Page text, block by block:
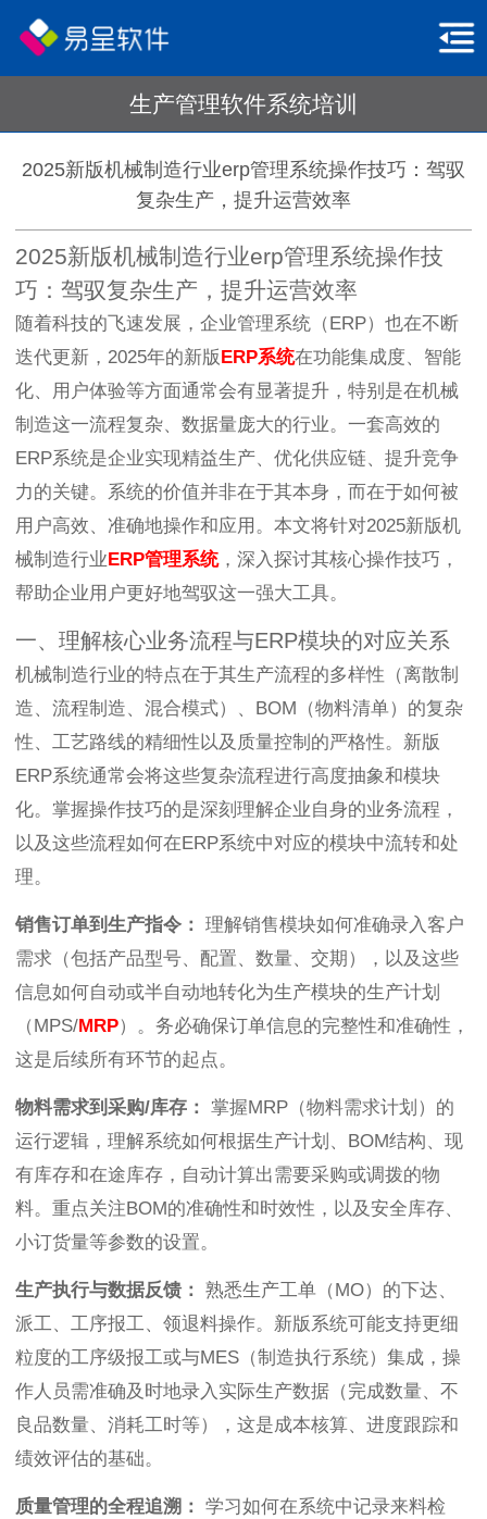
生产管理软件系统培训
2025新版机械制造行业erp管理系统操作技巧：驾驭
复杂生产，提升运营效率
2025新版机械制造行业erp管理系统操作技
巧：驾驭复杂生产，提升运营效率
随着科技的飞速发展，企业管理系统（ERP）也在不断
迭代更新，2025年的新版ERP系统在功能集成度、智能
化、用户体验等方面通常会有显著提升，特别是在机械
制造这一流程复杂、数据量庞大的行业。一套高效的
ERP系统是企业实现精益生产、优化供应链、提升竞争
力的关键。系统的价值并非在于其本身，而在于如何被
用户高效、准确地操作和应用。本文将针对2025新版机
械制造行业ERP管理系统，深入探讨其核心操作技巧，
帮助企业用户更好地驾驭这一强大工具。
一、理解核心业务流程与ERP模块的对应关系
机械制造行业的特点在于其生产流程的多样性（离散制
造、流程制造、混合模式）、BOM（物料清单）的复杂
性、工艺路线的精细性以及质量控制的严格性。新版
ERP系统通常会将这些复杂流程进行高度抽象和模块
化。掌握操作技巧的是深刻理解企业自身的业务流程，
以及这些流程如何在ERP系统中对应的模块中流转和处
理。
销售订单到生产指令：
理解销售模块如何准确录入客户
需求（包括产品型号、配置、数量、交期），以及这些
信息如何自动或半自动地转化为生产模块的生产计划
（MPS/MRP）。务必确保订单信息的完整性和准确性，
这是后续所有环节的起点。
物料需求到采购/库存：
掌握MRP（物料需求计划）的
运行逻辑，理解系统如何根据生产计划、BOM结构、现
有库存和在途库存，自动计算出需要采购或调拨的物
料。重点关注BOM的准确性和时效性，以及安全库存、
小订货量等参数的设置。
生产执行与数据反馈：
熟悉生产工单（MO）的下达、
派工、工序报工、领退料操作。新版系统可能支持更细
粒度的工序级报工或与MES（制造执行系统）集成，操
作人员需准确及时地录入实际生产数据（完成数量、不
良品数量、消耗工时等），这是成本核算、进度跟踪和
绩效评估的基础。
质量管理的全程追溯：
学习如何在系统中记录来料检